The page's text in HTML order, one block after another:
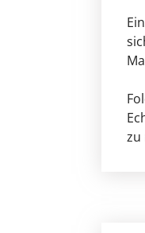
zu